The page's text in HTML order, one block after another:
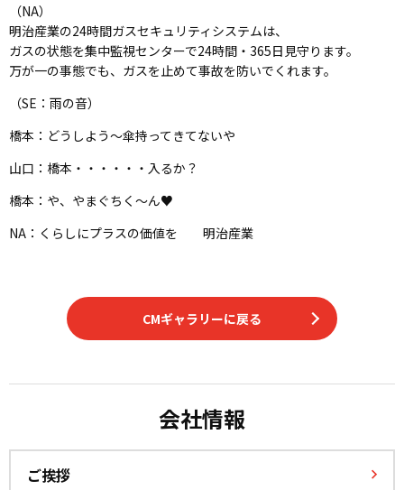
（NA）
明治産業の24時間ガスセキュリティシステムは、
ガスの状態を集中監視センターで24時間・365日見守ります。
万が一の事態でも、ガスを止めて事故を防いでくれます。
（SE：雨の音）
橋本：どうしよう〜傘持ってきてないや
山口：橋本・・・・・・入るか？
橋本：や、やまぐちく〜ん♥
NA：くらしにプラスの価値を 明治産業
CMギャラリーに戻る
会社情報
ご挨拶